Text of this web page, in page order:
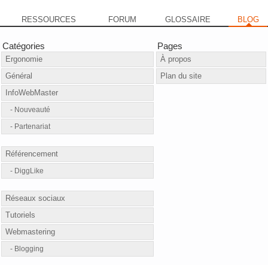
RESSOURCES FORUM GLOSSAIRE BLOG
Catégories
Ergonomie
Général
InfoWebMaster
Nouveauté
Partenariat
Référencement
DiggLike
Réseaux sociaux
Tutoriels
Webmastering
Blogging
Pages
À propos
Plan du site